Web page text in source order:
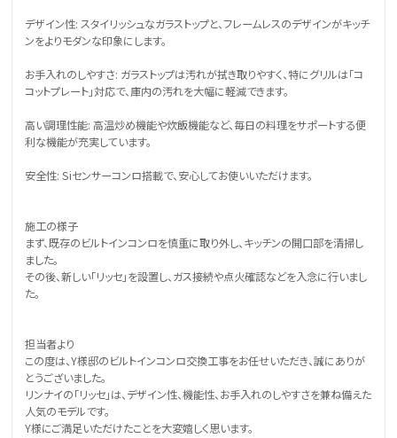
デザイン性: スタイリッシュなガラストップと、フレームレスのデザインがキッチ
ンをよりモダンな印象にします。
お手入れのしやすさ: ガラストップは汚れが拭き取りやすく、特にグリルは「コ
コットプレート」対応で、庫内の汚れを大幅に軽減できます。
高い調理性能: 高温炒め機能や炊飯機能など、毎日の料理をサポートする便
利な機能が充実しています。
安全性: Siセンサーコンロ搭載で、安心してお使いいただけます。
施工の様子
まず、既存のビルトインコンロを慎重に取り外し、キッチンの開口部を清掃し
ました。
その後、新しい「リッセ」を設置し、ガス接続や点火確認などを入念に行いまし
た。
担当者より
この度は、Y様邸のビルトインコンロ交換工事をお任せいただき、誠にありが
とうございました。
リンナイの「リッセ」は、デザイン性、機能性、お手入れのしやすさを兼ね備えた
人気のモデルです。
Y様にご満足いただけたことを大変嬉しく思います。